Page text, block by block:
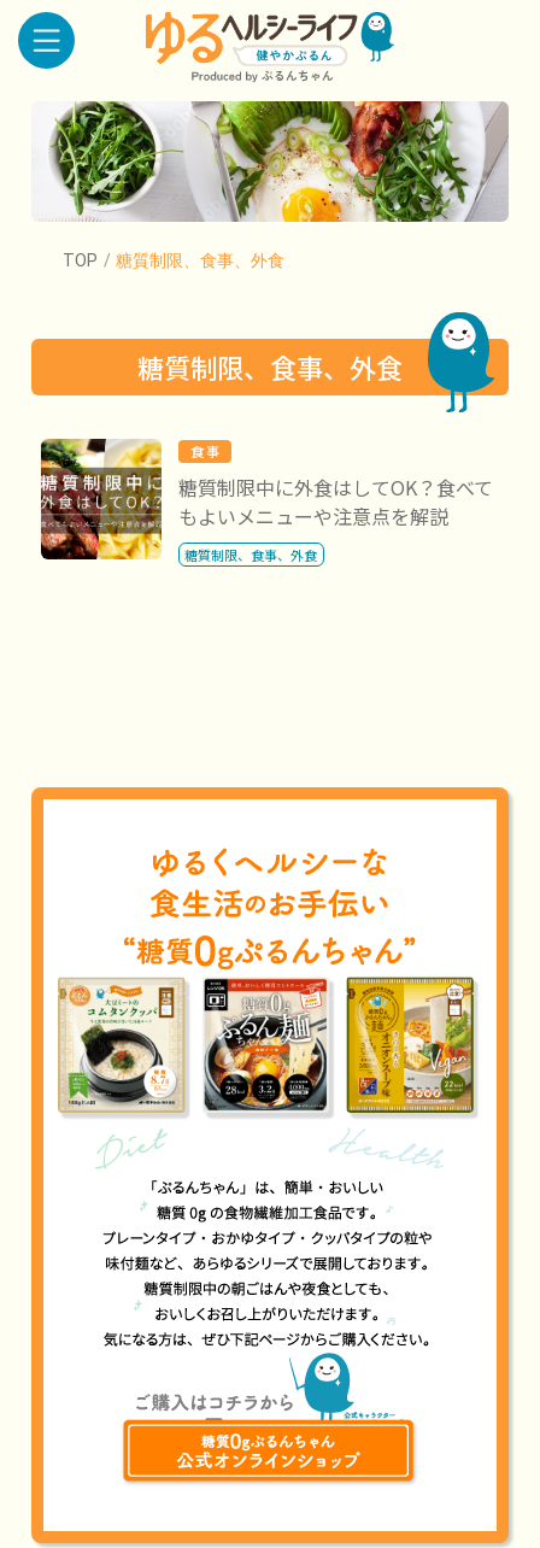
TOP / 糖質制限、食事、外食
糖質制限、食事、外食
食 事
糖質制限中に外食はしてOK？食べて
もよいメニューや注意点を解説
糖質制限、食事、外食